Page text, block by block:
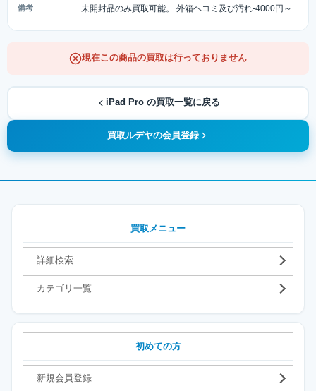
備考 未開封品のみ買取可能。 外箱ヘコミ及び汚れ-4000円～
現在この商品の買取は行っておりません
iPad Pro の買取一覧に戻る
買取ルデヤの会員登録
買取メニュー
詳細検索
カテゴリ一覧
初めての方
新規会員登録